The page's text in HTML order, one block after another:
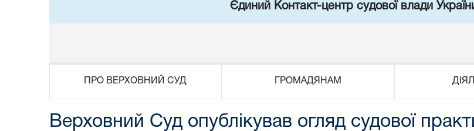
Єдиний Контакт-центр судової влади
ПРО ВЕРХОВНИЙ СУД ГРОМАДЯНАМ
Верховний Суд опублікував огляд судової